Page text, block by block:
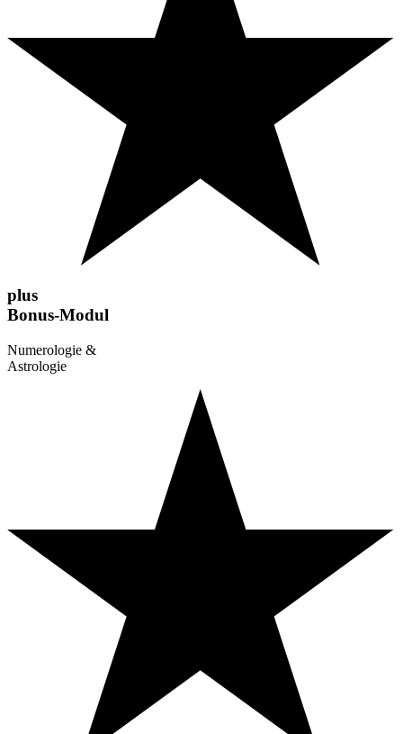
plus
Bonus-Modul
Numerologie &
Astrologie